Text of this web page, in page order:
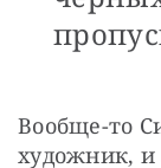
Вообще-то
художник, и